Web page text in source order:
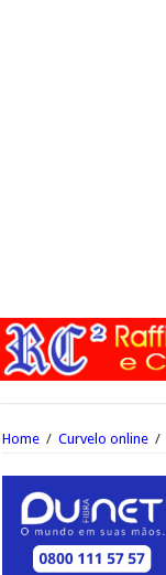
Home / Curvelo online /